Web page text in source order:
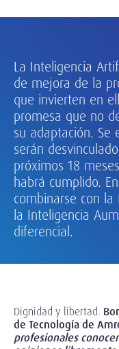
La Inteligencia
de mejora de la
que invierten en
promesa que no
su adaptación. Se
serán
próximos 18
habrá cumplido.
combinarse con
la Inteligencia
diferencial.
Dignidad y libertad.
de Tecnología de
profesionales